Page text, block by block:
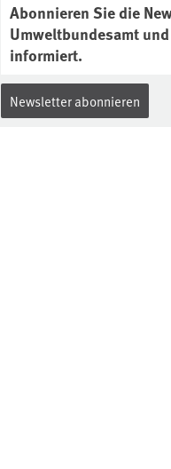
Abonnieren Sie die
Umweltbundesamt
informiert.
Newsletter abonnieren